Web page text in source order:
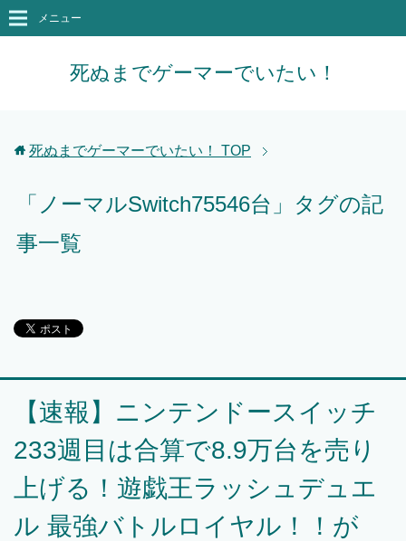
死ぬまでゲーマーでいたい！
メニュー
死ぬまでゲーマーでいたい！ TOP
「ノーマルSwitch75546台」タグの記
事一覧
【速報】ニンテンドースイッチ
233週目は合算で8.9万台を売り
上げる！遊戯王ラッシュデュエ
ル 最強バトルロイヤル！！が